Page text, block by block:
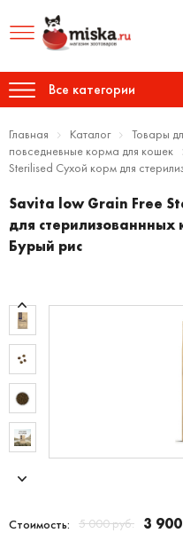
Все категории
Главная Каталог Товары
повседневные корма для кошек
Sterilised Сухой корм для
Savita low Grain Free
для стерилизованнных
Бурый рис
Стоимость: 5 000 руб. 3